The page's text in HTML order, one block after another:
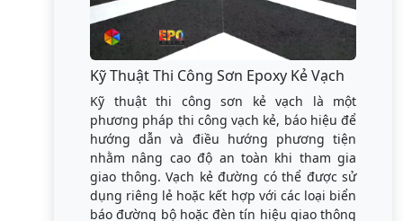
Kỹ Thuật Thi Công Sơn Epoxy Kẻ Vạch
Kỹ thuật thi công sơn kẻ vạch là một
phương pháp thi công vạch kẻ, báo hiệu để
hướng dẫn và điều hướng phương tiện
nhằm nâng cao độ an toàn khi tham gia
giao thông. Vạch kẻ đường có thể được sử
dụng riêng lẻ hoặc kết hợp với các loại biển
báo đường bộ hoặc đèn tín hiệu giao thông